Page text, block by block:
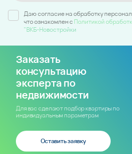
Даю согласие на обработку
что ознакомлен c Политикой
"ВКБ-Новостройки
Заказать
консультацию
эксперта по
недвижимости
Для вас сделают подбор квартиры по
индивидуальным параметрам
Оставить заявку